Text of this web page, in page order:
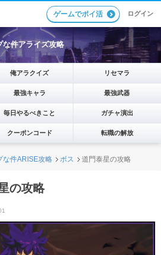
ゲームでポイ活 ログイン
な件アライズ攻略
俺アラクイズ リセマラ
最強キャラ 最強武器
毎日やるべきこと ガチャ演出
クーポンコード 転職の解放
な件ARISE攻略 ボス 道門泰星の攻略
の攻略